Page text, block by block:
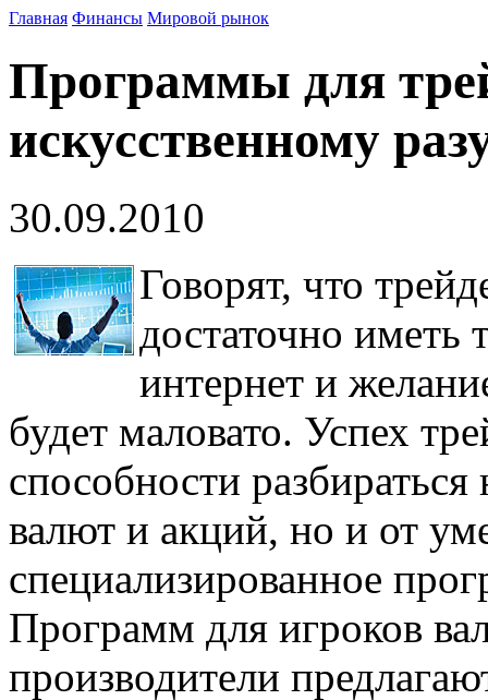
Главная Финансы Мировой рынок
Программы для
искусственному
30.09.2010
Говорят, что
достаточно иметь
интернет и
будет маловато. Успех
способности
валют и акций, но и от
специализированное
Программ для игроков
производители